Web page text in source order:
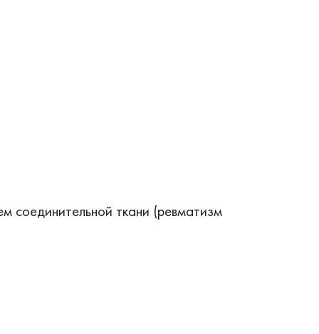
соединительной ткани (ревматизм